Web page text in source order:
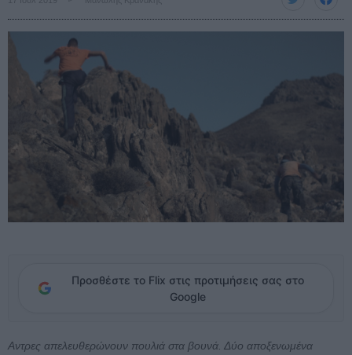
Προσθέστε το Flix στις προτιμήσεις σας στο
Google
Αντρες απελευθερώνουν πουλιά στα βουνά. Δύο αποξενωμένα